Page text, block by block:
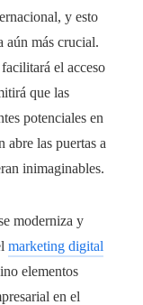
y esto
aún más crucial.
el acceso
que las
potenciales en
las puertas a
inimaginables.
moderniza y
marketing digital
elementos
en el